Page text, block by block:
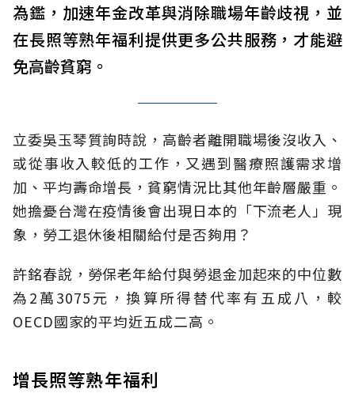
為鑑，加速年金改革與消除職場年齡歧視，並
在長照等熟年福利提供更多公共服務，才能避
免高齡貧窮。
立委吳玉琴質詢時說，高齡者離開職場後沒收入、
或從事收入較低的工作，又遇到醫療照護需求增
加、平均壽命增長，貧窮情況比其他年齡層嚴重。
她擔憂台灣在疫情後會出現日本的「下流老人」現
象，勞工退休後相關給付是否夠用？
許銘春說，勞保老年給付與勞退金加起來的中位數
為2萬3075元，換算所得替代率有五成八，較
OECD國家的平均近五成二高。
增長照等熟年福利